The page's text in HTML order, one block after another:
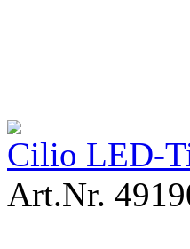
Cilio LED-
Art.Nr.